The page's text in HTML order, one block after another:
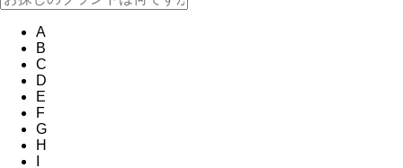
A
B
C
D
E
F
G
H